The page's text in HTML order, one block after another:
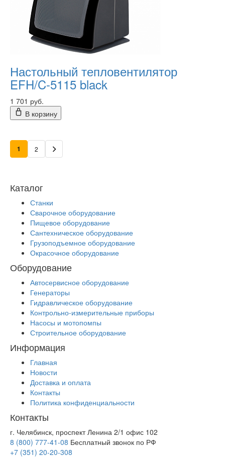
Настольный тепловентилятор
EFH/C-5115 black
1 701 руб.
В корзину
1 2
Каталог
Станки
Сварочное оборудование
Пищевое оборудование
Сантехническое оборудование
Грузоподъемное оборудование
Окрасочное оборудование
Оборудование
Автосервисное оборудование
Генераторы
Гидравлическое оборудование
Контрольно-измерительные приборы
Насосы и мотопомпы
Строительное оборудование
Информация
Главная
Новости
Доставка и оплата
Контакты
Политика конфиденциальности
Контакты
г. Челябинск, проспект Ленина 2/1 офис 102
8 (800) 777-41-08 Бесплатный звонок по РФ
+7 (351) 20-20-308